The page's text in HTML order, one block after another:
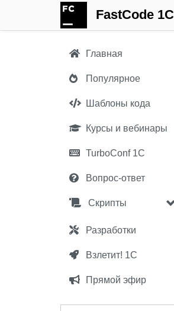
FastCode 1C
Главная
Популярное
Шаблоны кода
Курсы и вебинары
TurboConf 1С
Вопрос-ответ
Скрипты
Разработки
Взлетит! 1С
Прямой эфир